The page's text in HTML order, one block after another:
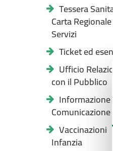
Tessera
Carta
Servizi
Ticket ed
Ufficio Relazioni
con il Pubblico
Informazione
Comunicazione
Vaccinazioni
Infanzia